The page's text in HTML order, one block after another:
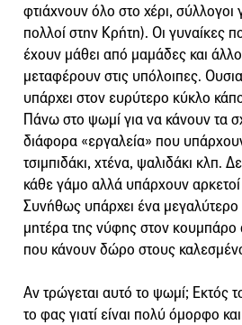
φτιάχνουν όλο στο χέρι,
πολλοί στην Κρήτη). Οι γυναίκες
έχουν μάθει από μαμάδες και
μεταφέρουν στις υπόλοιπες.
υπάρχει στον ευρύτερο κύκλο
Πάνω στο ψωμί για να κάνουν τα
διάφορα «εργαλεία» που
τσιμπιδάκι, χτένα, ψαλιδάκι κλπ.
κάθε γάμο αλλά υπάρχουν
Συνήθως υπάρχει ένα
μητέρα της νύφης στον κουμπάρο
που κάνουν δώρο στους
Αν τρώγεται αυτό το ψωμί; Εκτός
το φας γιατί είναι πολύ όμορφο και